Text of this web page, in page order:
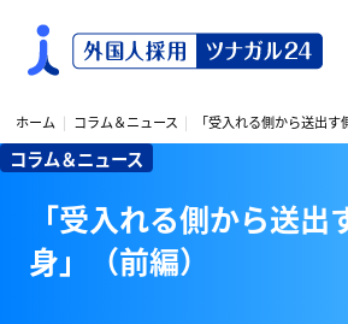
o
ホーム コラム＆ニュース 「受入れる側から送出す
コラム＆ニュース
「受入れる側から送出
身」（前編）